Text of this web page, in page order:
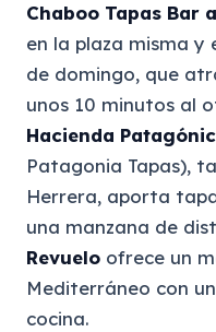
Chaboo Tapas Bar
en la plaza misma y
de domingo, que
unos 10 minutos al
Hacienda
Patagonia Tapas),
Herrera, aporta
una manzana de
Revuelo ofrece un
Mediterráneo con
cocina.